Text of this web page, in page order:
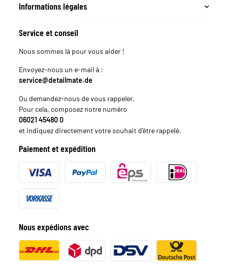
Informations légales
Service et conseil
Nous sommes là pour vous aider !
Envoyez-nous un e-mail à :
service@detailmate.de
Ou demandez-nous de vous rappeler.
Pour cela, composez notre numéro
06021 45480 0
et indiquez directement votre souhait d'être rappelé.
Paiement et expédition
Nous expédions avec